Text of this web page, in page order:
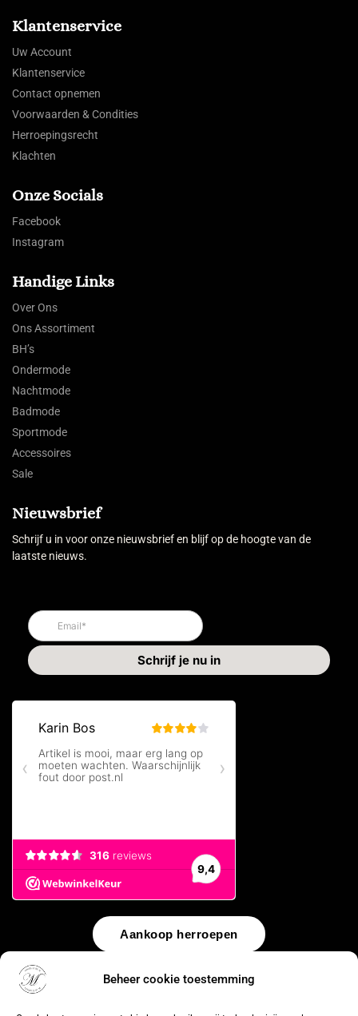
Beheer cookie toestemming
Klantenservice
Uw Account
Klantenservice
Contact opnemen
Voorwaarden & Condities
Herroepingsrecht
Klachten
Onze Socials
Facebook
Instagram
Handige Links
Over Ons
Ons Assortiment
BH’s
Ondermode
Nachtmode
Badmode
Sportmode
Accessoires
Sale
Nieuwsbrief
Schrijf u in voor onze nieuwsbrief en blijf op de hoogte van de
laatste nieuws.
Aankoop herroepen
© 2026 by WebUnlimited–Algemene voorwaarden